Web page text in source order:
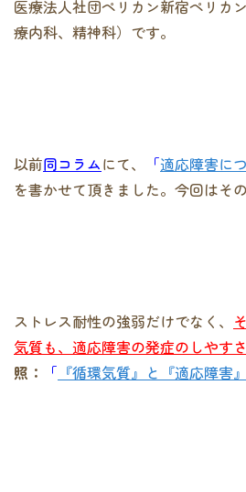
医療法人社団ペリカン新宿ペリカ
療内科、精神科）です。
以前同コラムにて、 「適応障害に
を書かせて頂きました。今回はその
ストレス耐性の強弱だけでなく、
気質も、適応障害の発症のしやす
照：
「 『循環気質』と『適応障害